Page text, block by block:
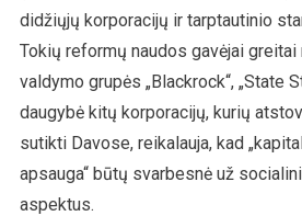
didžiųjų korporacijų ir tarptautinio
Tokių reformų naudos gavėjai greitai
valdymo grupės „Blackrock“, „State
daugybė kitų korporacijų, kurių
sutikti Davose, reikalauja, kad
apsauga“ būtų svarbesnė už
aspektus.